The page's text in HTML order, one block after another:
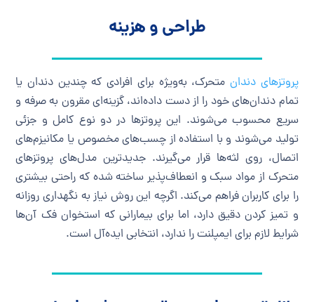
طراحی و هزینه
پروتزهای دندان متحرک، به‌ویژه برای افرادی که چندین دندان یا
تمام دندان‌های خود را از دست داده‌اند، گزینه‌ای مقرون ‌به ‌صرفه و
سریع محسوب می‌شوند. این پروتزها در دو نوع کامل و جزئی
تولید می‌شوند و با استفاده از چسب‌های مخصوص یا مکانیزم‌های
اتصال، روی لثه‌ها قرار می‌گیرند. جدیدترین مدل‌های پروتزهای
متحرک از مواد سبک و انعطاف‌پذیر ساخته شده که راحتی بیشتری
را برای کاربران فراهم می‌کند. اگرچه این روش نیاز به نگهداری روزانه
و تمیز کردن دقیق دارد، اما برای بیمارانی که استخوان فک آن‌ها
شرایط لازم برای ایمپلنت را ندارد، انتخابی ایده‌آل است.